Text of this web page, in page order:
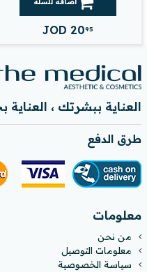
JOD 2095
العناية ببشرتك ، العناية
طرق الدفع
معلومات
من نحن
معلومات التوصيل
سياسة الخصوصية